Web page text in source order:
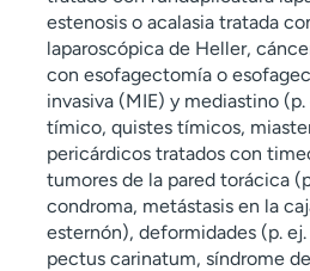
estenosis o acalasia tratada
laparoscópica de Heller,
con esofagectomía o
invasiva (MIE) y mediastino
tímico, quistes tímicos,
pericárdicos tratados con
tumores de la pared torácica
condroma, metástasis en la
esternón), deformidades (p.
pectus carinatum, síndrome